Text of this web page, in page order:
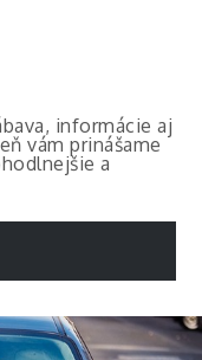
informácie aj
vám prinášame
a